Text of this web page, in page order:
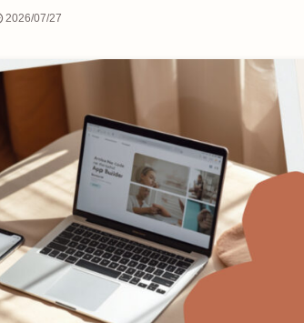
2026/07/27